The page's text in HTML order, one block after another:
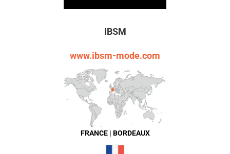
IBSM
www.ibsm-mode.com
FRANCE | BORDEAUX